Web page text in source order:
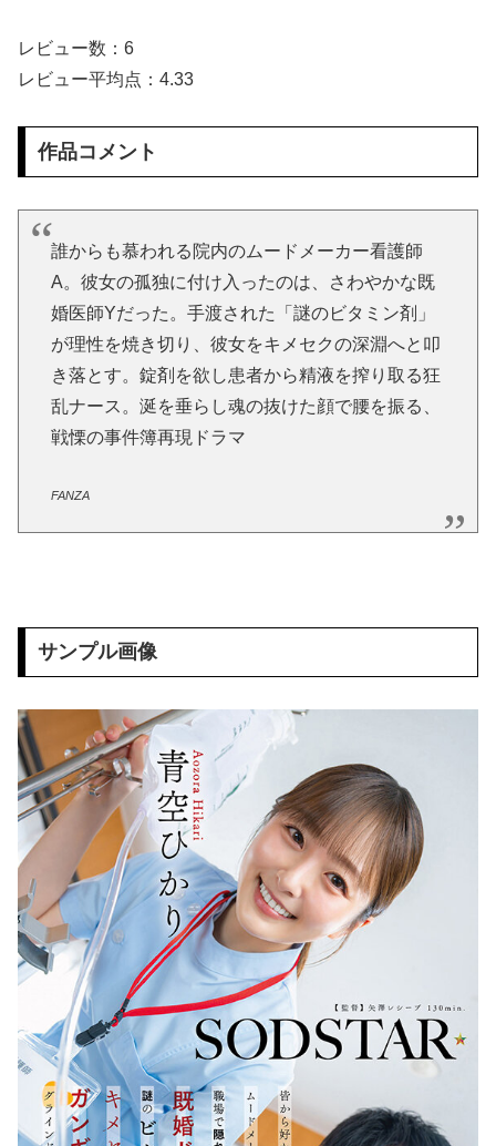
危険日直撃！！子作りできるソープランド 537分 BEST 4
猫って自分でかわいいってわかってると思わない？【再】
播磨赤松氏について語る
中川朋美 １メートル越えの大迫力白おっぱい！！
東大教授「今は織田信長は天才ではなく凡人だったという説が強いがそれは違うと思う」
【ＳＭ・調教】出会い系でエッチした最高のドＭ女
日本政府の突然のビザ厳格化に中国人から批判殺到。「もう鎖国しろ」「あきれてモノ言えない」
松居一代 画像36枚【ヌード】
素人ＡＶ面接 ~ロリ娘にセクシーランジェリーを着せて生中ハメ~
まんチラの誘惑 ~ダチの母ちゃんと~
アラサー喪女の暴走オーガズム
月刊 古瀬玲
激しめイラマが好き！
36歳の彼女と結婚したいのに、家族が猛反対。家族から信じられない言葉が飛び出した… 他
レビュー数：6
レビュー平均点：4.33
作品コメント
誰からも慕われる院内のムードメーカー看護師
A。彼女の孤独に付け入ったのは、さわやかな既
婚医師Yだった。手渡された「謎のビタミン剤」
が理性を焼き切り、彼女をキメセクの深淵へと叩
き落とす。錠剤を欲し患者から精液を搾り取る狂
乱ナース。涎を垂らし魂の抜けた顔で腰を振る、
戦慄の事件簿再現ドラマ
FANZA
サンプル画像